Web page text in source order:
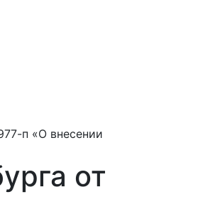
п «О внесении
от